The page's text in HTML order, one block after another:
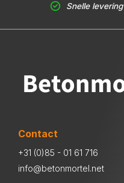
Snelle levering mogelijk
Contact
+31 (0)85 - 01 61 716
info@betonmortel.net